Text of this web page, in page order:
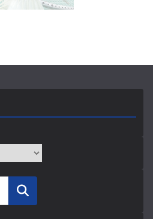
Zoeken